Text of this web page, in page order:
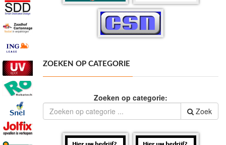
ZOEKEN OP CATEGORIE
Zoeken op categorie:
Zoek